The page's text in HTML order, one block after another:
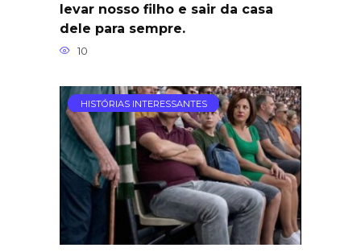
levar nosso filho e sair da casa
dele para sempre.
10
HISTÓRIAS INTERESSANTES